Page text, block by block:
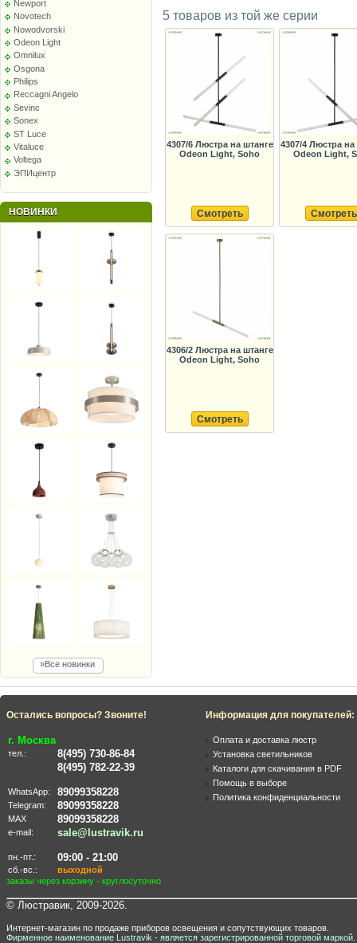
Newport
Novotech
Nowodvorski
Odeon Light
Omnilux
Osgona
Philips
Reccagni Angelo
Sevinc
Sonex
ST Luce
Vitaluce
Voltega
ЭПИцентр
НОВИНКИ
»Все новинки
5 товаров из той же серии
4307/6 Люстра на штанге
Odeon Light, Soho
Смотреть
4307/4 Люстра на
Odeon Light,
Смотреть
4306/2 Люстра на штанге
Odeon Light, Soho
Смотреть
Остались вопросы? Звоните!
г. Москва
тел.:
8(495) 730-86-84
8(495) 782-22-39
WhatsApp: 89099358228
Telegram: 89099358228
MAX 89099358228
e-mail: sale@lustravik.ru
пн.-пт.: 09:00 - 21:00
сб.-вс.:
выходной
заказы через корзину - круглосуточно
Информация для покупателей:
Оплата и доставка люстр
Установка светильников
Каталоги для скачивания в PDF
Помощь в выборе
Политика конфиденциальности
© Люстравик, 2009-2026.
Интернет-магазин по продаже приборов освещения и сопутствующих товаров.
Фирменное наименование Lustravik - является зарегистрированной торговой